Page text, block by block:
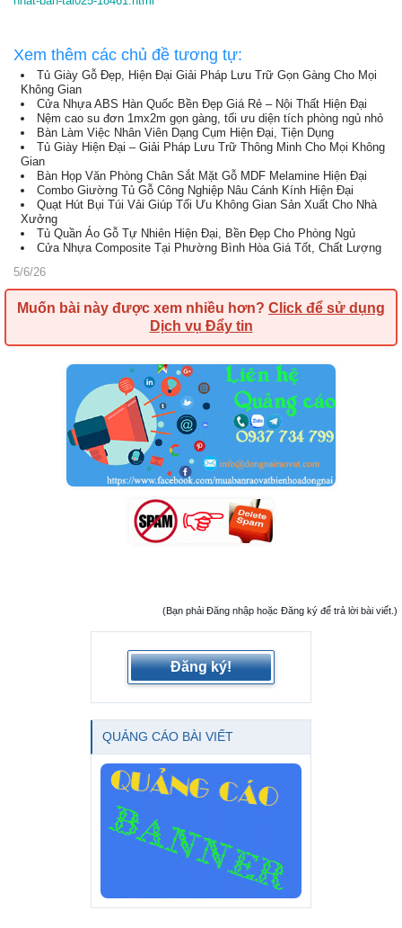
Xem thêm các chủ đề tương tự:
Tủ Giày Gỗ Đẹp, Hiện Đại Giải Pháp Lưu Trữ Gọn Gàng Cho Mọi
Không Gian
Cửa Nhựa ABS Hàn Quốc Bền Đẹp Giá Rẻ – Nội Thất Hiện Đại
Nệm cao su đơn 1mx2m gọn gàng, tối ưu diện tích phòng ngủ nhỏ
Bàn Làm Việc Nhân Viên Dạng Cụm Hiện Đại, Tiện Dụng
Tủ Giày Hiện Đại – Giải Pháp Lưu Trữ Thông Minh Cho Mọi Không
Gian
Bàn Họp Văn Phòng Chân Sắt Mặt Gỗ MDF Melamine Hiện Đại
Combo Giường Tủ Gỗ Công Nghiệp Nâu Cánh Kính Hiện Đại
Quạt Hút Bụi Túi Vải Giúp Tối Ưu Không Gian Sản Xuất Cho Nhà
Xưởng
Tủ Quần Áo Gỗ Tự Nhiên Hiện Đại, Bền Đẹp Cho Phòng Ngủ
Cửa Nhựa Composite Tại Phường Bình Hòa Giá Tốt, Chất Lượng
5/6/26
Muốn bài này được xem nhiều hơn? Click để sử dụng
Dịch vụ Đẩy tin
(Bạn phải Đăng nhập hoặc Đăng ký để trả lời bài viết.)
Đăng ký!
QUẢNG CÁO BÀI VIẾT